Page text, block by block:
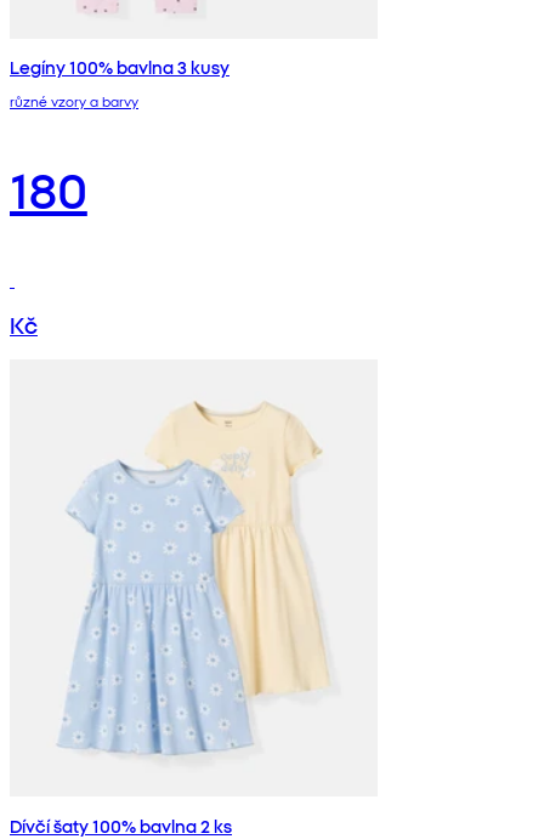
Legíny 100% bavlna 3 kusy
různé vzory a barvy
180
Kč
Dívčí šaty 100% bavlna 2 ks